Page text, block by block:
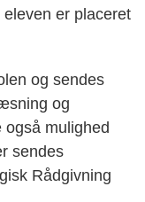
er placeret
og sendes
og
mulighed
sendes
Rådgivning